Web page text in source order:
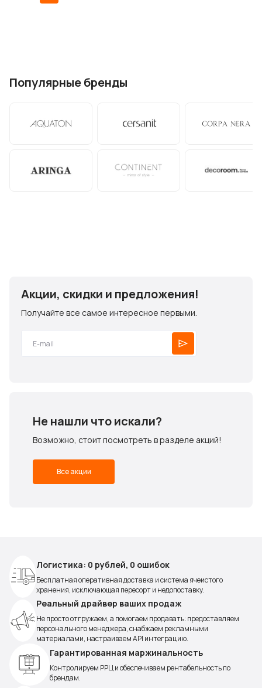
Популярные бренды
Акции, скидки и предложения!
Получайте все самое интересное первыми.
Не нашли что искали?
Возможно, стоит посмотреть в разделе акций!
Все акции
Логистика: 0 рублей, 0 ошибок
Бесплатная оперативная доставка и система ячеистого
хранения, исключающая пересорт и недопоставку.
Реальный драйвер ваших продаж
Не просто отгружаем, а помогаем продавать: предоставляем
персонального менеджера, снабжаем рекламными
материалами, настраиваем API интеграцию.
Гарантированная маржинальность
Контролируем РРЦ и обеспечиваем рентабельность по
брендам.